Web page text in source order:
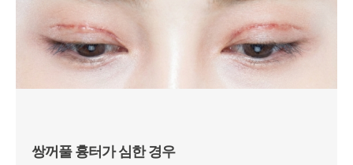
쌍꺼풀 흉터가 심한 경우